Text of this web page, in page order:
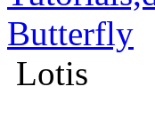
Butterfly
Lotis